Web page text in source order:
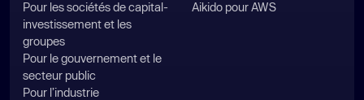
Pour les sociétés de capital-
investissement et les
groupes
Pour le gouvernement et le
secteur public
Pour l’industrie
Aikido pour AWS